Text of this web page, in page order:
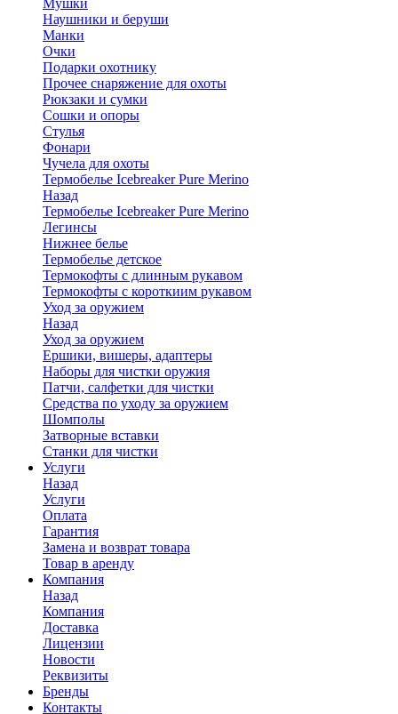
Мушки
Наушники и беруши
Манки
Очки
Подарки охотнику
Прочее снаряжение для охоты
Рюкзаки и сумки
Сошки и опоры
Стулья
Фонари
Чучела для охоты
Термобелье Icebreaker Pure Merino
Назад
Термобелье Icebreaker Pure Merino
Легинсы
Нижнее белье
Термобелье детское
Термокофты с длинным рукавом
Термокофты с короткиим рукавом
Уход за оружием
Назад
Уход за оружием
Ершики, вишеры, адаптеры
Наборы для чистки оружия
Патчи, салфетки для чистки
Средства по уходу за оружием
Шомполы
Затворные вставки
Станки для чистки
Услуги
Назад
Услуги
Оплата
Гарантия
Замена и возврат товара
Товар в аренду
Компания
Назад
Компания
Доставка
Лицензии
Новости
Реквизиты
Бренды
Контакты